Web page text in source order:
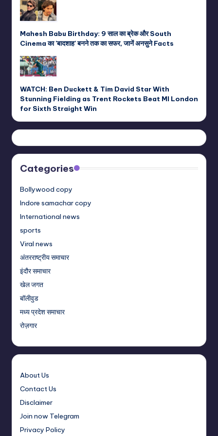
Mahesh Babu Birthday: 9 साल का ब्रेक और South
Cinema का 'बादशाह' बनने तक का सफर, जानें अनसुने Facts
WATCH: Ben Duckett & Tim David Star With
Stunning Fielding as Trent Rockets Beat MI London
for Sixth Straight Win
Categories
Bollywood copy
Indore samachar copy
International news
sports
Viral news
अंतरराष्ट्रीय समाचार
इंदौर समाचार
खेल जगत
बॉलीवुड
मध्य प्रदेश समाचार
रोज़गार
About Us
Contact Us
Disclaimer
Join now Telegram
Privacy Policy